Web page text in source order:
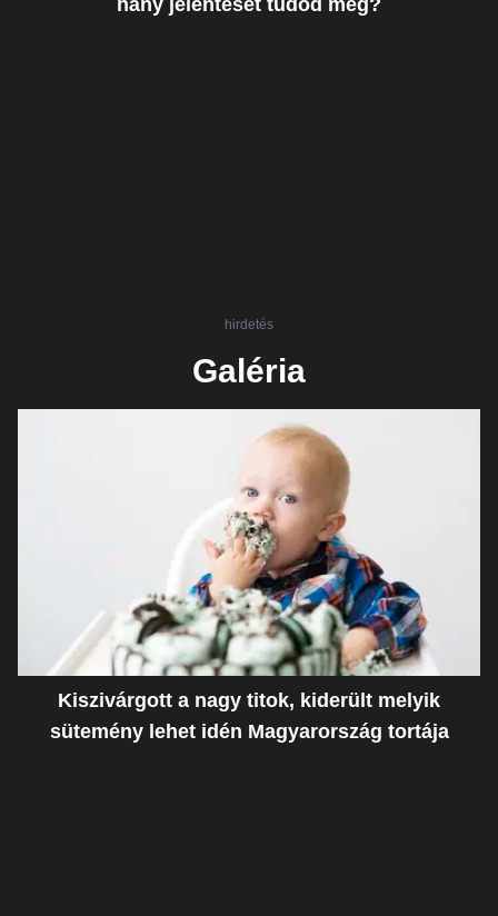
hány jelentését tudod még?
hirdetés
Galéria
Kiszivárgott a nagy titok, kiderült melyik
sütemény lehet idén Magyarország tortája